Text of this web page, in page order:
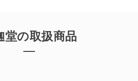
堂の取扱商品